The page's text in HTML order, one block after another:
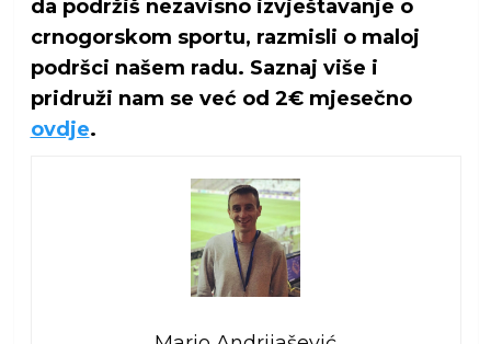
da podržiš nezavisno izvještavanje o
crnogorskom sportu, razmisli o maloj
podršci našem radu. Saznaj više i
pridruži nam se već od 2€ mjesečno
ovdje.